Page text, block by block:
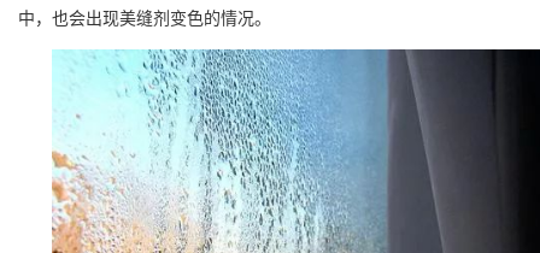
中，也会出现美缝剂变色的情况。